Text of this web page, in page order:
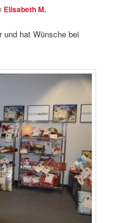
Elisabeth M.
und hat Wünsche bei